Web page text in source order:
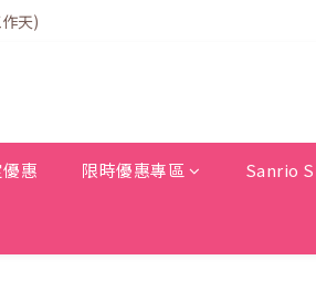
天)
天)
天)
惠 限時優惠專區 Sanrio